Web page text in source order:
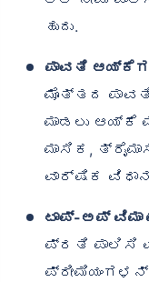
ಹುದು.
ಪಾವತಿ
ಮೊತ್ತದ
ಮಾಡಲು ಆಯ್ಕೆ
ಮಾಸಿಕ,
ವಾರ್ಷಿಕ
ಟಾಪ್-ಅಪ್ ವಿಮಾ
ಪ್ರತಿ ಪಾಲಿಸಿ